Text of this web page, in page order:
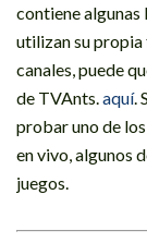
contiene algunas
utilizan su propia
canales, puede
de TVAnts. aquí.
probar uno de
en vivo, algunos
juegos.